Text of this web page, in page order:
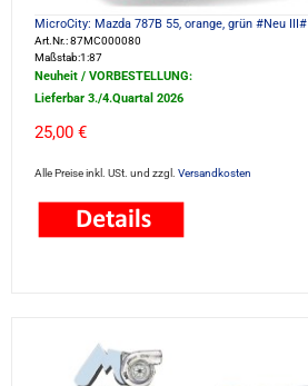
MicroCity: Mazda 787B 55, orange, grün #Neu III#
Art.Nr.: 87MC000080
Maßstab:1:87
Neuheit / VORBESTELLUNG:
Lieferbar 3./4.Quartal 2026
25,00 €
Alle Preise inkl. USt. und zzgl. Versandkosten